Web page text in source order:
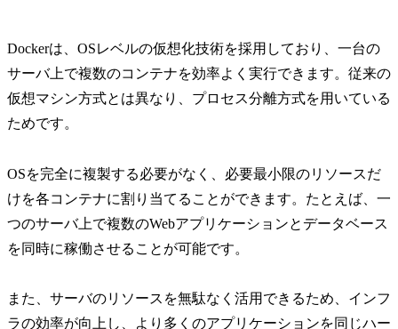
Dockerは、OSレベルの仮想化技術を採用しており、一台の
サーバ上で複数のコンテナを効率よく実行できます。従来の
仮想マシン方式とは異なり、プロセス分離方式を用いている
ためです。
OSを完全に複製する必要がなく、必要最小限のリソースだ
けを各コンテナに割り当てることができます。たとえば、一
つのサーバ上で複数のWebアプリケーションとデータベース
を同時に稼働させることが可能です。
また、サーバのリソースを無駄なく活用できるため、インフ
ラの効率が向上し、より多くのアプリケーションを同じハー